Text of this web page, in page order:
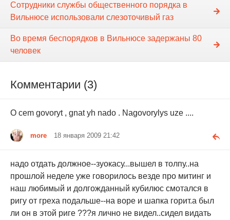
Сотрудники службы общественного порядка в
Вильнюсе использовали слезоточивый газ
Во время беспорядков в Вильнюсе задержаны 80
человек
Комментарии (3)
O cem govoryt , gnat yh nado . Nagovorylys uze ....
more 18 января 2009 21:42
надо отдать должное--зуокасу...вышел в толпу..на
прошлой неделе уже говорилось везде про митинг и
наш любимый и долгожданный кубилюс смотался в
ригу от греха подальше--на воре и шапка горит.а был
ли он в этой риге ???я лично не видел..сидел видать